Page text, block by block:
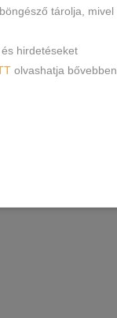
tárolja, mivel
hirdetéseket
olvashatja bővebben.